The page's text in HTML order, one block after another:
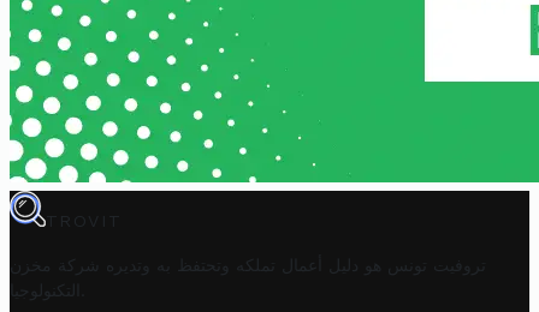
TROVIT
تروفيت تونس هو دليل أعمال تملكه وتحتفظ به وتديره
شركة مخزن
التكنولوجيا